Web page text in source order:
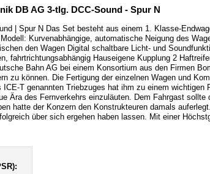
DB AG 3-tlg. DCC-Sound - Spur N
| Spur N Das Set besteht aus einem 1. Klasse-
Kurvenabhängige, automatische Neigung des
den Wagen Digital schaltbare Licht- und
Hauseigene Kupplung 2
Bahn AG bei einem Konsortium aus den Firmen
können. Die Fertigung der einzelnen Wagen und
T genannten Triebzuges hat ihm zu einem
Ära des Fernverkehrs einzuläuten. Dem Fahrgast
hatte der Konzern den Konstrukteuren damals
über sich ergehen haben lassen. Mit einer